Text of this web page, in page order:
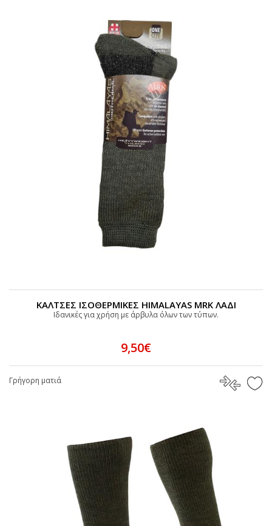
ΚΑΛΤΣΕΣ ΙΣΟΘΕΡΜΙΚΕΣ HIMALAYAS MRK ΛΑΔΙ
Iδανικές για χρήση με άρβυλα όλων των τύπων.
9,50€
Γρήγορη ματιά